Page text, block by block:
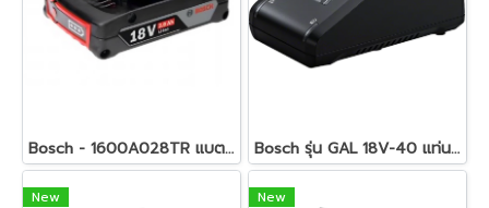
Bosch - 1600A028TR แบตเตอรี่ LI-ION GBA 18V 2.0AH Bosch รุ่น GAL 18V-40 แท่นชาร์จเร็ว 18 V. (1600A019RJ)
New New